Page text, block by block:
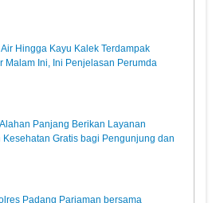
Air Hingga Kayu Kalek Terdampak
Malam Ini, Ini Penjelasan Perumda
Panjang Berikan Layanan
Kesehatan Gratis bagi Pengunjung dan
Padang Pariaman bersama